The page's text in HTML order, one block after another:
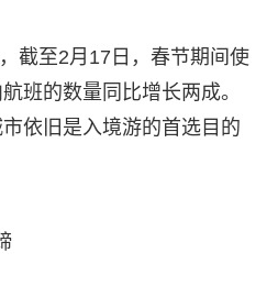
截至2月17日，春节期间使
班的数量同比增长两成。
依旧是入境游的首选目的